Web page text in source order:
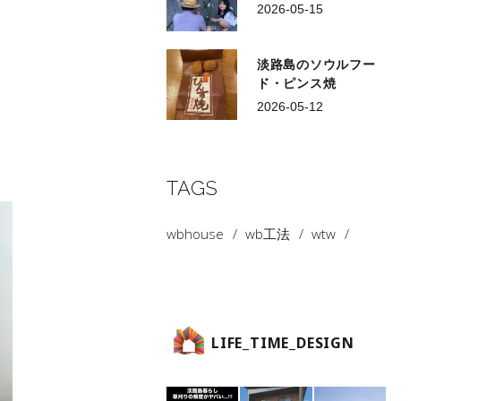
2026-05-15
淡路島のソウルフー
ド・ピンス焼
2026-05-12
TAGS
wbhouse wb工法 wtw
LIFE_TIME_DESIGN